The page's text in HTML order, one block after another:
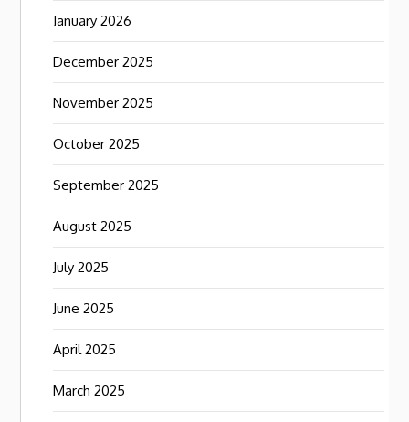
January 2026
December 2025
November 2025
October 2025
September 2025
August 2025
July 2025
June 2025
April 2025
March 2025